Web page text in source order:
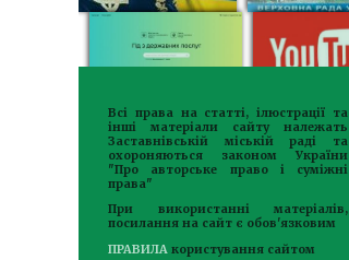
Всі права на статті, ілюстрації та
інші матеріали сайту належать
Заставнівській міській раді та
охороняються законом України
"Про авторське право і суміжні
права"
При використанні матеріалів,
посилання на сайт є обов'язковим
ПРАВИЛА користування сайтом